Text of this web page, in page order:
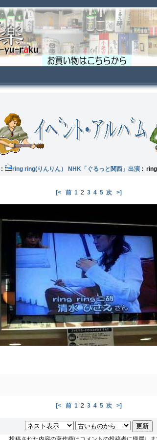
: ring ring(りんりん） NHK「ぐるっと関西」出演 : ring
[< 前 12 3 4 5 次 >]
[< 前 12 3 4 5 次 >]